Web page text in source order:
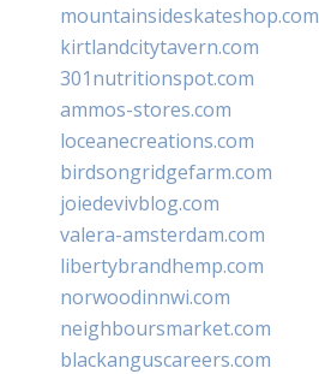
mountainsideskateshop.com
kirtlandcitytavern.com
301nutritionspot.com
ammos-stores.com
loceanecreations.com
birdsongridgefarm.com
joiedevivblog.com
valera-amsterdam.com
libertybrandhemp.com
norwoodinnwi.com
neighboursmarket.com
blackanguscareers.com